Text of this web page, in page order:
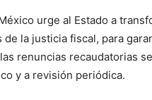
urge al Estado a
la justicia fiscal, para
renuncias recaudatorias
y a revisión periódica.